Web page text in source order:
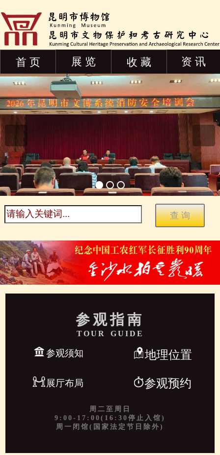
首 页 展 览 收 藏 资 讯
参观指南
TOUR GUIDE
参观须知 地理位置
展厅布局 参观预约
周二至周日
9:00-17:00(16:30停止入馆)
周一闭馆(国家法定节日除外)